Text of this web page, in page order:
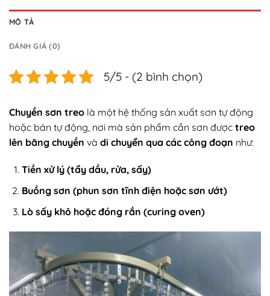
MÔ TẢ
ĐÁNH GIÁ (0)
5/5 - (2 bình chọn)
Chuyền sơn treo là một hệ thống sản xuất sơn tự động
hoặc bán tự động, nơi mà sản phẩm cần sơn được treo
lên băng chuyền và di chuyển qua các công đoạn như:
Tiền xử lý (tẩy dầu, rửa, sấy)
Buồng sơn (phun sơn tĩnh điện hoặc sơn ướt)
Lò sấy khô hoặc đóng rắn (curing oven)